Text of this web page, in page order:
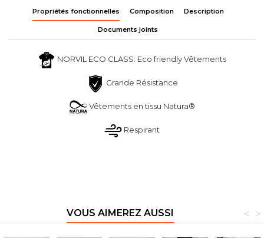
Propriétés fonctionnelles Composition Description
Documents joints
NORVIL ECO CLASS: Eco friendly Vêtements
Grande Résistance
Vêtements en tissu Natura®
Respirant
VOUS AIMEREZ AUSSI >
<